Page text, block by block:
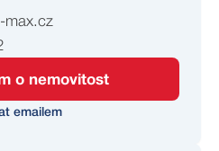
domu se pohybují přibližně
spotřeba elektřiny činí
klidné bydlení v příjemném
max.cz
o nemovitost
emailem